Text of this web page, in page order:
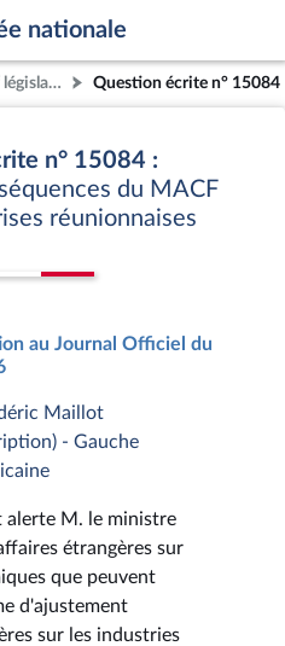
nationale
législature Question écrite n° 15084
n° 15084 :
du MACF
réunionnaises
au Journal Officiel du
Maillot
- Gauche
alerte M. le ministre
étrangères sur
que peuvent
d'ajustement
sur les industries